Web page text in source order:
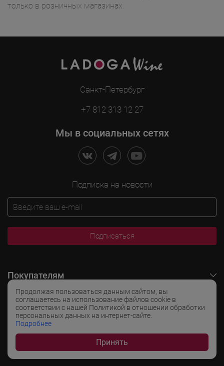
Продолжая пользоваться данным сайтом, вы
соглашаетесь на использование файлов cookie в
соответствии с нашей Политикой в отношении обработки
персональных данных на интернет-сайте.
Подробнее
Принять
только в розничных магазинах.
Санкт-Петербург
+7 812 313 12 27
Мы в социальных сетях
Подписка на новости
Подписаться
Покупателям
O LADOGA Wine
Интересные разделы
Популярные разделы